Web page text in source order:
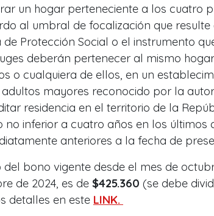
un hogar perteneciente a los cuatro
al umbral de focalización que
de Protección Social o el instrumento
deberán pertenecer al mismo
o cualquiera de ellos, en un
mayores reconocido por la
residencia en el territorio de la
no inferior a cuatro años en los últimos
anteriores a la fecha de
del bono vigente desde el mes de
de 2024, es de $425.360 (se debe
detalles en este LINK.